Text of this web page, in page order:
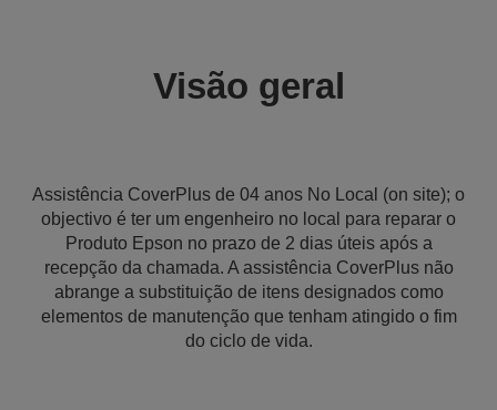
Visão geral
Assistência CoverPlus de 04 anos No Local (on site); o
objectivo é ter um engenheiro no local para reparar o
Produto Epson no prazo de 2 dias úteis após a
recepção da chamada. A assistência CoverPlus não
abrange a substituição de itens designados como
elementos de manutenção que tenham atingido o fim
do ciclo de vida.